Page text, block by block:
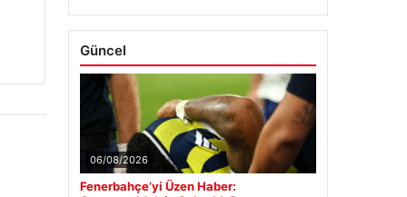
Güncel
06/08/2026
Fenerbahçe’yi Üzen Haber: